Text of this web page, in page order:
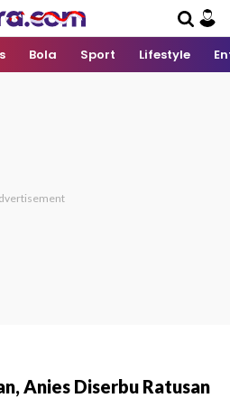
Bola Sport Lifestyle
Anies Diserbu Ratusan